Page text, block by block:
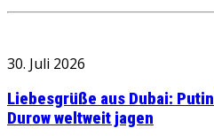
30. Juli 2026
Liebesgrüße aus Dubai:
Durow weltweit jagen